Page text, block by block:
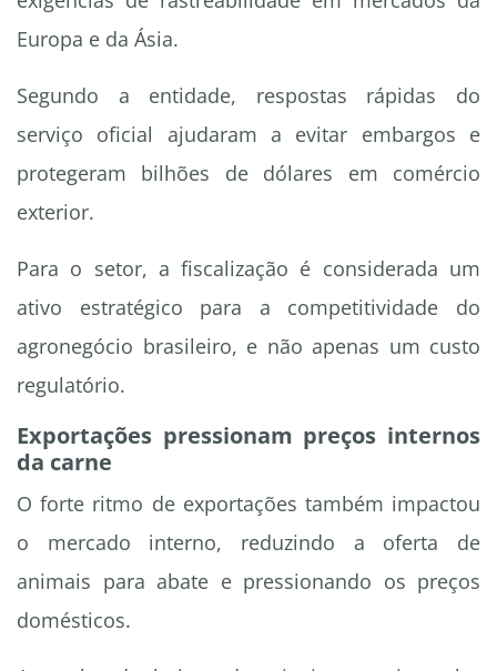
Europa e da Ásia.
Segundo a entidade, respostas rápidas do
serviço oficial ajudaram a evitar embargos e
protegeram bilhões de dólares em comércio
exterior.
Para o setor, a fiscalização é considerada um
ativo estratégico para a competitividade do
agronegócio brasileiro, e não apenas um custo
regulatório.
Exportações pressionam preços internos
da carne
O forte ritmo de exportações também impactou
o mercado interno, reduzindo a oferta de
animais para abate e pressionando os preços
domésticos.